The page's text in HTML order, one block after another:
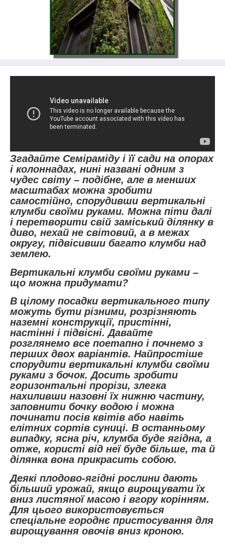
Згадайте Семіраміду і її сади на опорах
і колоннадах, нині названі одним з
чудес світу – подібне, але в менших
масштабах можна зробити
самостійно, спорудивши вертикальні
клумби своїми руками. Можна піти далі
і перетворити свій заміський ділянку в
диво, нехай не світовий, а в межах
округу, підвісивши багато клумби над
землею.
Вертикальні клумби своїми руками –
що можна придумати?
В цілому посадки вертикального типу
можуть бути різними, розрізняють
наземні конструкції, пристінні,
настінні і підвісні. Давайте
розглянемо все поетапно і почнемо з
перших двох варіантів. Найпростіше
спорудити вертикальні клумби своїми
руками з бочок. Досить зробити
горизонтальні прорізи, злегка
нахиливши назовні їх нижню частину,
заповнити бочку водою і можна
починати посів квітів або навіть
елітних сортів суниці. В останньому
випадку, ясна річ, клумба буде ягідна, а
отже, користі від неї буде більше, та й
ділянка вона прикрасить собою.
Деякі плодово-ягідні рослини дають
більший урожай, якщо вирощувати їх
вниз листяної масою і вгору корінням.
Для цього використовується
спеціальне городнє пристосування для
вирощування овочів вниз кроною.